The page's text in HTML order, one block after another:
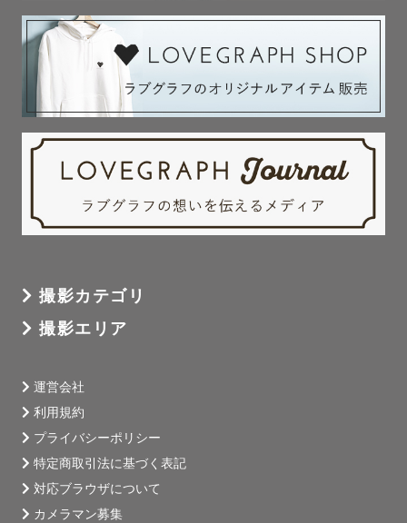
撮影カテゴリ
撮影エリア
運営会社
利用規約
プライバシーポリシー
特定商取引法に基づく表記
対応ブラウザについて
カメラマン募集